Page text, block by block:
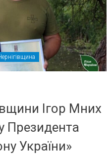
Ігор Мних
Президента
України»